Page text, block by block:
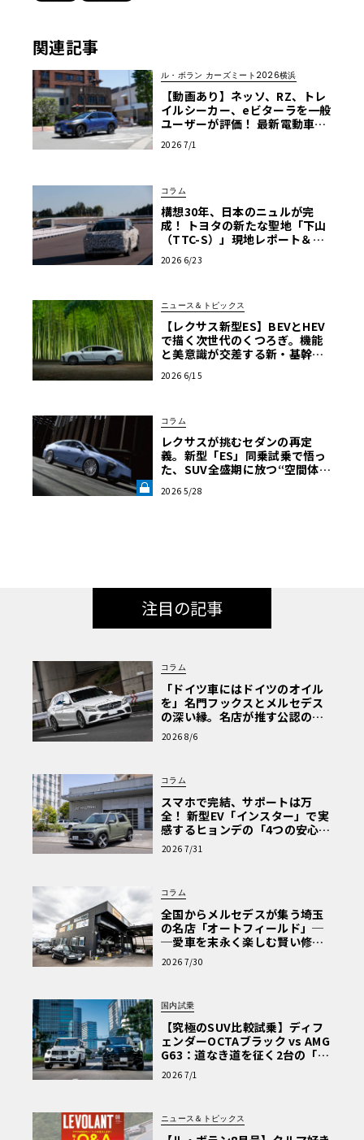
関連記事
ル・ボラン カーズミート2026横浜
【動画あり】ネッソ、RZ、トレ
イルシーカー、eビターラを一般
ユーザーが評価！ 最新電動車体
ーズミート2026横浜】
2026 7/1
コラム
構想30年、日本のニュルが完
成！ トヨタの新たな聖地「下山
（TTC-S）」現地レポート＆新
2026 6/23
ニュース＆トピックス
【レクサス新型ES】BEVとHEV
で描く次世代のくつろぎ。機能
と美意識が交差する新・基幹セ
2026 6/15
コラム
レクサスが挑むセダンの再定
義。新型「ES」同乗試乗で悟っ
た、SUV全盛期に放つ“空間体
2026 5/28
注目の記事
コラム
「ドイツ車にはドイツのオイル
を」名門フックスとメルセデス
の深い縁。名店が推す公認の安
心と、Cクラスで味わうシルキー
な走り〈PR〉
2026 8/6
コラム
スマホで完結、サポートは万
全！ 新型EV「インスター」で実
感するヒョンデの「4つの安心」
【第1回・ヒョンデ6つの疑問：
Why? Hyundai?】〈PR〉
2026 7/31
コラム
全国からメルセデスが集う埼玉
の名店「オートフィールド」─
─愛車を末永く楽しむ賢い修理
術と、プロがフックス製オイル
を選ぶ理由〈PR〉
2026 7/30
国内試乗
【究極のSUV比較試乗】ディフ
ェンダーOCTAブラック vs AMG
G63：道なき道を征く2台の「対
極的アプローチ」
2026 7/1
ニュース＆トピックス